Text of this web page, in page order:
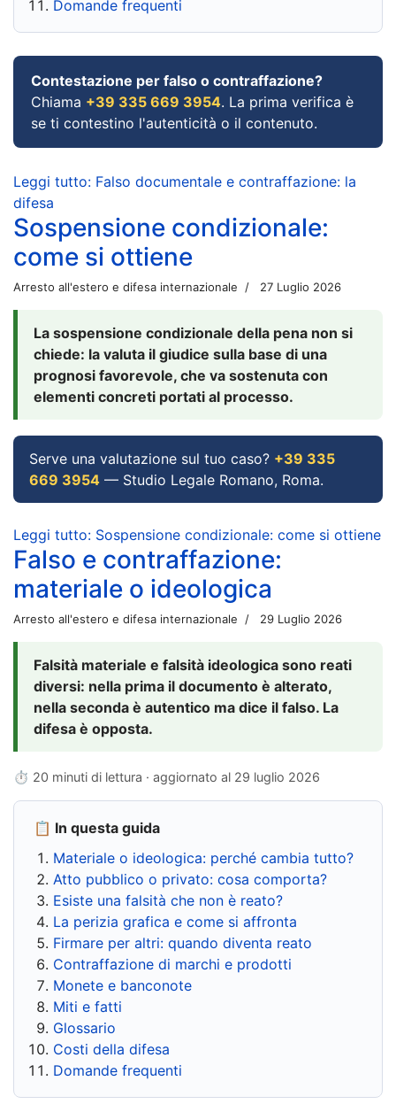
Domande frequenti
Contestazione per falso o contraffazione?
Chiama +39 335 669 3954. La prima verifica è
se ti contestino l'autenticità o il contenuto.
Leggi tutto: Falso documentale e contraffazione: la
difesa
Sospensione condizionale:
come si ottiene
Arresto all'estero e difesa internazionale 27 Luglio 2026
La sospensione condizionale della pena non si
chiede: la valuta il giudice sulla base di una
prognosi favorevole, che va sostenuta con
elementi concreti portati al processo.
Serve una valutazione sul tuo caso? +39 335
669 3954 — Studio Legale Romano, Roma.
Leggi tutto: Sospensione condizionale: come si ottiene
Falso e contraffazione:
materiale o ideologica
Arresto all'estero e difesa internazionale 29 Luglio 2026
Falsità materiale e falsità ideologica sono reati
diversi: nella prima il documento è alterato,
nella seconda è autentico ma dice il falso. La
difesa è opposta.
⏱ 20 minuti di lettura · aggiornato al 29 luglio 2026
📋 In questa guida
Materiale o ideologica: perché cambia tutto?
Atto pubblico o privato: cosa comporta?
Esiste una falsità che non è reato?
La perizia grafica e come si affronta
Firmare per altri: quando diventa reato
Contraffazione di marchi e prodotti
Monete e banconote
Miti e fatti
Glossario
Costi della difesa
Domande frequenti